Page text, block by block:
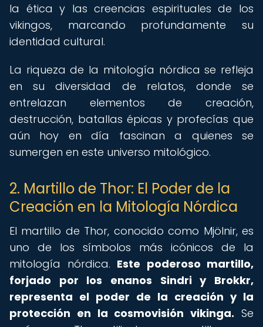
la ética y las creencias espirituales de los
vikingos, marcando profundamente su
identidad cultural.
La riqueza de la mitología nórdica se refleja
en su diversidad de relatos, donde se
entrelazan elementos de creación,
destrucción, batallas épicas y profecías que
aún hoy en día fascinan a quienes se
sumergen en este universo mitológico.
2. Martillo de Thor: El Poder de la
Creación en la Mitología Nórdica
El martillo de Thor, conocido como Mjölnir, es
uno de los símbolos más icónicos de la
mitología nórdica. Este poderoso martillo,
forjado por los enanos Sindri y Brokkr,
representa el poder de la creación y la
protección en la cosmovisión vikinga. Se